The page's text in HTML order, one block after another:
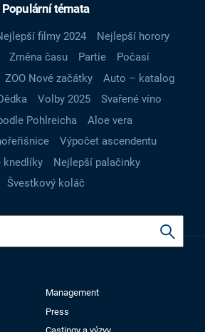
Populární témata
filmy 2024
Nejlepší horory
Změna času Partie
Počasí
ZOO Nové začátky
Auto – katalog
Volby 2025
Svařené víno
Pohlreicha
Aloe vera
Výpočet ascendentu
knedlíky
Nejlepší palačinky
Švestkový koláč
Management
Press